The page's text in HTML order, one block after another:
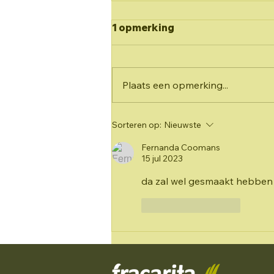
Warafiki 2025: 3,2,1, ...
START: Kennismaken in
nu eindelijk zo ver: Het
allereerste weekend. We
kwamen samen in het OC...
1 opmerking
Plaats een opmerking...
Sorteren op: Nieuwste
Fernanda Coomans
15 jul 2023
da zal wel gesmaakt